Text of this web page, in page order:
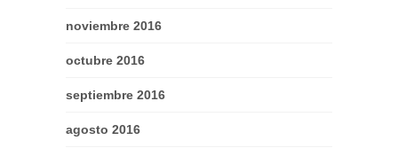
noviembre 2016
octubre 2016
septiembre 2016
agosto 2016